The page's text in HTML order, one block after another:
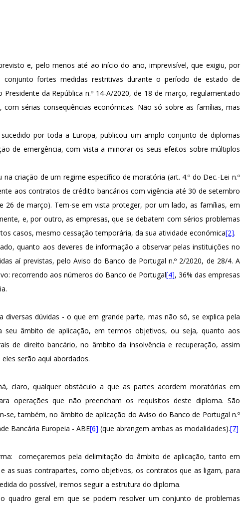
e, pelo menos até ao início do ano, imprevisível, que exigiu, por
fortes medidas restritivas durante o período de estado de
da República n.º 14-A/2020, de 18 de março, regulamentado
sérias consequências económicas. Não só sobre as famílias, mas
por toda a Europa, publicou um amplo conjunto de diplomas
de emergência, com vista a minorar os seus efeitos sobre múltiplos
criação de um regime específico de moratória (art. 4.º do Dec.-Lei n.º
aos contratos de crédito bancários com vigência até 30 de setembro
26 de março). Tem-se em vista proteger, por um lado, as famílias, em
e, por outro, as empresas, que se debatem com sérios problemas
casos, mesmo cessação temporária, da sua atividade económica[2].
quanto aos deveres de informação a observar pelas instituições no
aí previstas, pelo Aviso do Banco de Portugal n.º 2/2020, de 28/4. A
recorrendo aos números do Banco de Portugal[4], 36% das empresas
diversas dúvidas - o que em grande parte, mas não só, se explica pela
âmbito de aplicação, em termos objetivos, ou seja, quanto aos
de direito bancário, no âmbito da insolvência e recuperação, assim
serão aqui abordados.
claro, qualquer obstáculo a que as partes acordem moratórias em
operações que não preencham os requisitos deste diploma. São
se, também, no âmbito de aplicação do Aviso do Banco de Portugal n.º
Bancária Europeia - ABE[6] (que abrangem ambas as modalidades).[7]
começaremos pela delimitação do âmbito de aplicação, tanto em
as suas contrapartes, como objetivos, os contratos que as ligam, para
do possível, iremos seguir a estrutura do diploma.
quadro geral em que se podem resolver um conjunto de problemas